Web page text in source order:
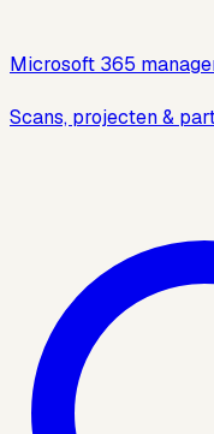
Microsoft 365
Scans, projecten &